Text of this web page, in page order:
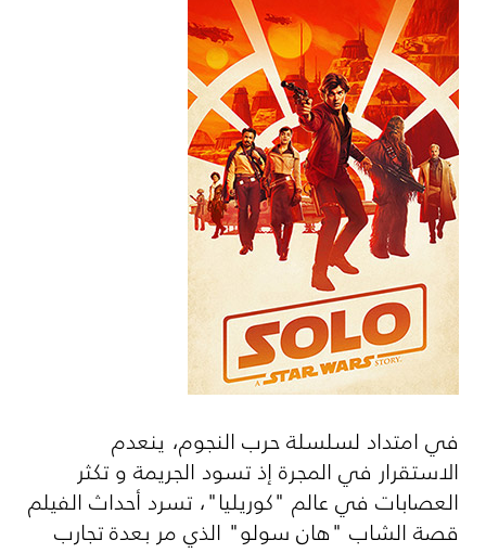
في امتداد لسلسلة حرب النجوم، ينعدم
الاستقرار في المجرة إذ تسود الجريمة و تكثر
العصابات في عالم "كوريليا"، تسرد أحداث الفيلم
قصة الشاب "هان سولو" الذي مر بعدة تجارب